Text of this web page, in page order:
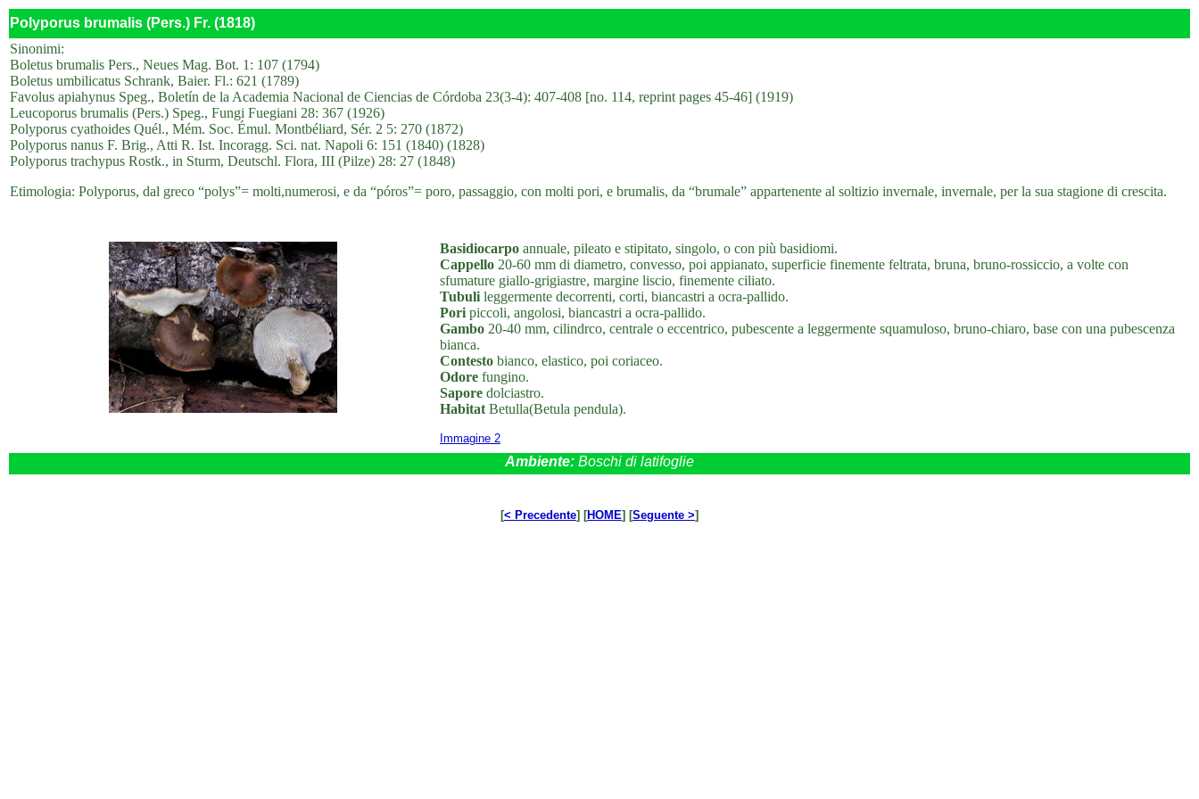
Polyporus brumalis (Pers.) Fr. (1818)
Sinonimi:
Boletus brumalis Pers., Neues Mag. Bot. 1: 107 (1794)
Boletus umbilicatus Schrank, Baier. Fl.: 621 (1789)
Favolus apiahynus Speg., Boletín de la Academia Nacional de Ciencias de Córdoba 23(3-4): 407-408 [no. 114, reprint pages 45-46] (1919)
Leucoporus brumalis (Pers.) Speg., Fungi Fuegiani 28: 367 (1926)
Polyporus cyathoides Quél., Mém. Soc. Émul. Montbéliard, Sér. 2 5: 270 (1872)
Polyporus nanus F. Brig., Atti R. Ist. Incoragg. Sci. nat. Napoli 6: 151 (1840) (1828)
Polyporus trachypus Rostk., in Sturm, Deutschl. Flora, III (Pilze) 28: 27 (1848)
Etimologia: Polyporus, dal greco “polys”= molti,numerosi, e da “póros”= poro, passaggio, con molti pori, e brumalis, da “brumale” appartenente al soltizio invernale, invernale, per la sua stagione di crescita.
Basidiocarpo annuale, pileato e stipitato, singolo, o con più basidiomi.
Cappello 20-60 mm di diametro, convesso, poi appianato, superficie finemente feltrata, bruna, bruno-rossiccio, a volte con
sfumature giallo-grigiastre, margine liscio, finemente ciliato.
Tubuli leggermente decorrenti, corti, biancastri a ocra-pallido.
Pori piccoli, angolosi, biancastri a ocra-pallido.
Gambo 20-40 mm, cilindrco, centrale o eccentrico, pubescente a leggermente squamuloso, bruno-chiaro, base con una pubescenza
bianca.
Contesto bianco, elastico, poi coriaceo.
Odore fungino.
Sapore dolciastro.
Habitat Betulla(Betula pendula).
Immagine 2
Ambiente: Boschi di latifoglie
[< Precedente] [HOME] [Seguente >]